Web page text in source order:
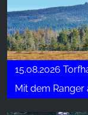
15.08.2026
Mit dem Ranger auf